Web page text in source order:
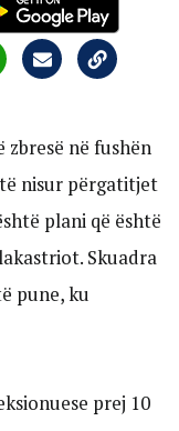
në fushën
nisur përgatitjet
plani që është
Skuadra
pune, ku
prej 10